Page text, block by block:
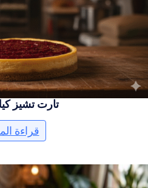
تارت تشيز
قراءة